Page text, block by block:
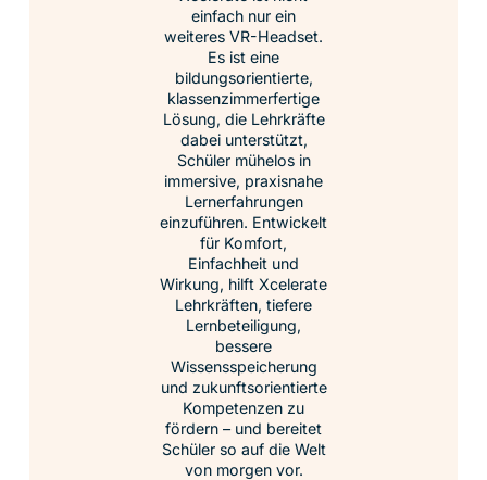
einfach nur ein
weiteres VR-Headset.
Es ist eine
bildungsorientierte,
klassenzimmerfertige
Lösung, die Lehrkräfte
dabei unterstützt,
Schüler mühelos in
immersive, praxisnahe
Lernerfahrungen
einzuführen. Entwickelt
für Komfort,
Einfachheit und
Wirkung, hilft Xcelerate
Lehrkräften, tiefere
Lernbeteiligung,
bessere
Wissensspeicherung
und zukunftsorientierte
Kompetenzen zu
fördern – und bereitet
Schüler so auf die Welt
von morgen vor.